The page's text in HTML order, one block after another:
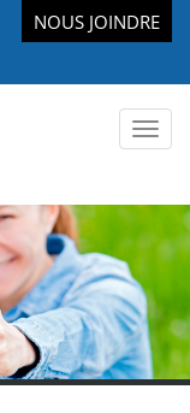
NOUS JOINDRE